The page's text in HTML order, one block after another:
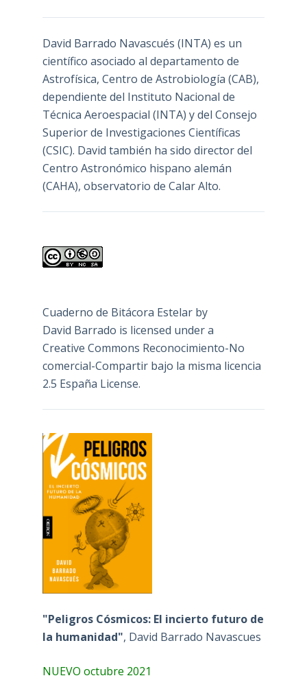
David Barrado Navascués (INTA) es un
científico asociado al departamento de
Astrofísica, Centro de Astrobiología (CAB),
dependiente del Instituto Nacional de
Técnica Aeroespacial (INTA) y del Consejo
Superior de Investigaciones Científicas
(CSIC). David también ha sido director del
Centro Astronómico hispano alemán
(CAHA), observatorio de Calar Alto.
Cuaderno de Bitácora Estelarby
David Barrado is licensed under a
Creative Commons Reconocimiento-No
comercial-Compartir bajo la misma licencia
2.5 España License.
"Peligros Cósmicos: El incierto futuro de
la humanidad", David Barrado Navascues
NUEVO octubre 2021